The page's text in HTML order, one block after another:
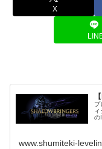
X
プ
の
www.shumiteki-